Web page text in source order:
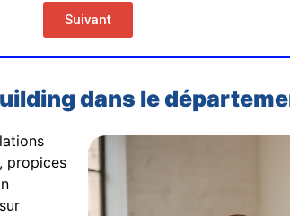
Suivant
dans le
propices